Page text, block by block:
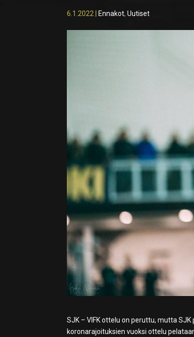
6.1.2022 Ennakot,Uutiset
SJK – VIFK ottelu on peruttu, mutta
koronarajoituksien vuoksi ottelu